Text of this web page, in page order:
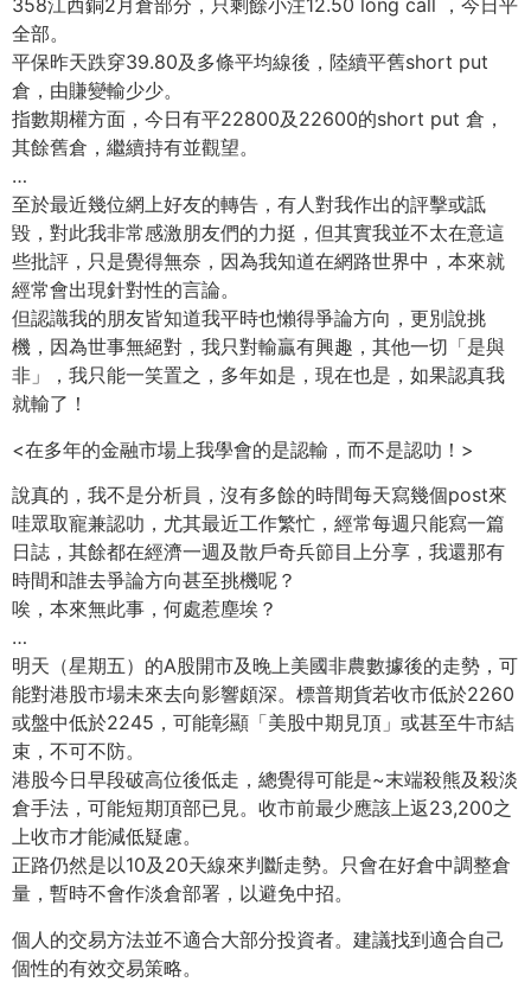
358江西銅2月倉部分，只剩餘小注12.50 long call ，今日平
全部。
平保昨天跌穿39.80及多條平均線後，陸續平舊short put
倉，由賺變輸少少。
指數期權方面，今日有平22800及22600的short put 倉，
其餘舊倉，繼續持有並觀望。
…
至於最近幾位網上好友的轉告，有人對我作出的評擊或詆
毀，對此我非常感激朋友們的力挺，但其實我並不太在意這
些批評，只是覺得無奈，因為我知道在網路世界中，本來就
經常會出現針對性的言論。
但認識我的朋友皆知道我平時也懶得爭論方向，更別說挑
機，因為世事無絕對，我只對輸贏有興趣，其他一切「是與
非」，我只能一笑置之，多年如是，現在也是，如果認真我
就輸了！
<在多年的金融市場上我學會的是認輸，而不是認叻！>
說真的，我不是分析員，沒有多餘的時間每天寫幾個post來
哇眾取寵兼認叻，尤其最近工作繁忙，經常每週只能寫一篇
日誌，其餘都在經濟一週及散戶奇兵節目上分享，我還那有
時間和誰去爭論方向甚至挑機呢？
唉，本來無此事，何處惹塵埃？
…
明天（星期五）的A股開市及晚上美國非農數據後的走勢，可
能對港股市場未來去向影響頗深。標普期貨若收市低於2260
或盤中低於2245，可能彰顯「美股中期見頂」或甚至牛市結
束，不可不防。
港股今日早段破高位後低走，總覺得可能是~末端殺熊及殺淡
倉手法，可能短期頂部已見。收市前最少應該上返23,200之
上收市才能減低疑慮。
正路仍然是以10及20天線來判斷走勢。只會在好倉中調整倉
量，暫時不會作淡倉部署，以避免中招。
個人的交易方法並不適合大部分投資者。建議找到適合自己
個性的有效交易策略。